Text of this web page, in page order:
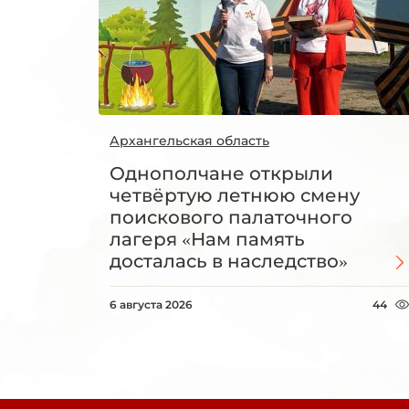
Архангельская область
Однополчане открыли
четвёртую летнюю смену
поискового палаточного
лагеря «Нам память
досталась в наследство»
6 августа 2026 44